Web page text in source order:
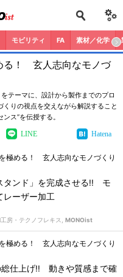
モビリティ FA 素材／化学
る！ 玄人志向なモノづ
テーマに、設計から製作までのプロ
りの視点を交えながら解説すること
ス”を伝授する。
LINE Hatena
極める！ 玄人志向なモノづくり
タンド」を完成させる!! モ
レーザー加工
房・テクノフレキス, MONOist
極める！ 玄人志向なモノづくり
総仕上げ!! 動きや質感まで確